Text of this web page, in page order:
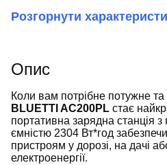
Розгорнути
Опис
Коли вам потрібне потужне та
BLUETTI AC200PL стає
портативна зарядна станція з
ємністю 2304 Вт*год
пристроям у дорозі, на дачі
електроенергії.